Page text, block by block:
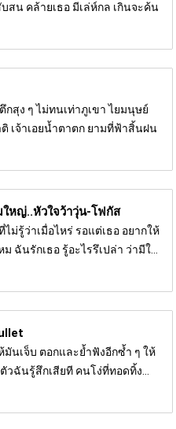
สน คล้ายเธอ มีเล่ห์กล เกินจะค้น
กสุง ๆ ไม่ทนเท่าภูเขา ไยมนุษย์
เจ้าเอยน้ำตาตก ยามที่ฟ้าสิ้นฝน
หญ่..หัวใจว้าวุ่น-โฟกัส
ม่รู้ว่าเมื่อไหร่ รอแต่เธอ อยากให้
ฉันรักเธอ รู้อะไรรึเปล่า ว่ามีใ...
มันเจ็บ ตอกและย้ำฟังอีกซ้ำ ๆ ให้
วฉันรู้สึกเสียที คนโง่ที่ทอดทิ้ง...